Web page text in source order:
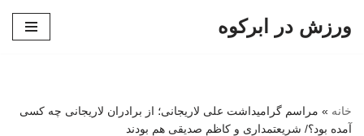
ورزش در ابرکوه
خانه » مراسم گرامیداشت علی لاریجانی؛ از برادران لاریجانی چه کسی
آمده بود؟/ شریعتمداری و کاظم صدیقی هم بودند